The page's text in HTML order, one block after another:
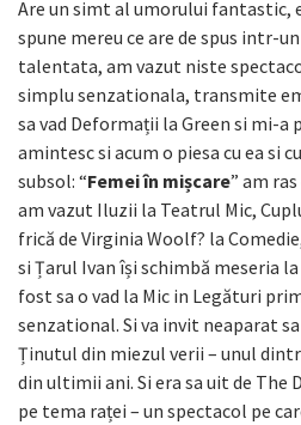
Are un simt al umorului fantastic,
spune mereu ce are de spus intr-
talentata, am vazut niste
simplu senzationala, transmite
sa vad Deformații la Green si mi-
amintesc si acum o piesa cu ea si
subsol: “Femei în mișcare” am
am vazut Iluzii la Teatrul Mic,
frică de Virginia Woolf? la
si Țarul Ivan își schimbă meseria
fost sa o vad la Mic in Legături
senzational. Si va invit neaparat
Ținutul din miezul verii – unul
din ultimii ani. Si era sa uit de The
pe tema raței – un spectacol pe